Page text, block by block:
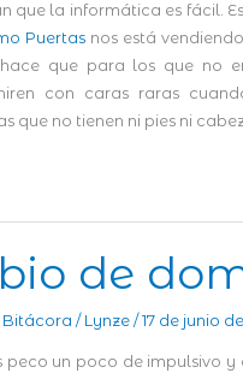
que la informática es fácil.
Puertasnos está
que para los que no
con caras raras
que no tienen ni pies ni
de
Bitácora / Lynze / 17 de junio
peco un poco de impulsivo y